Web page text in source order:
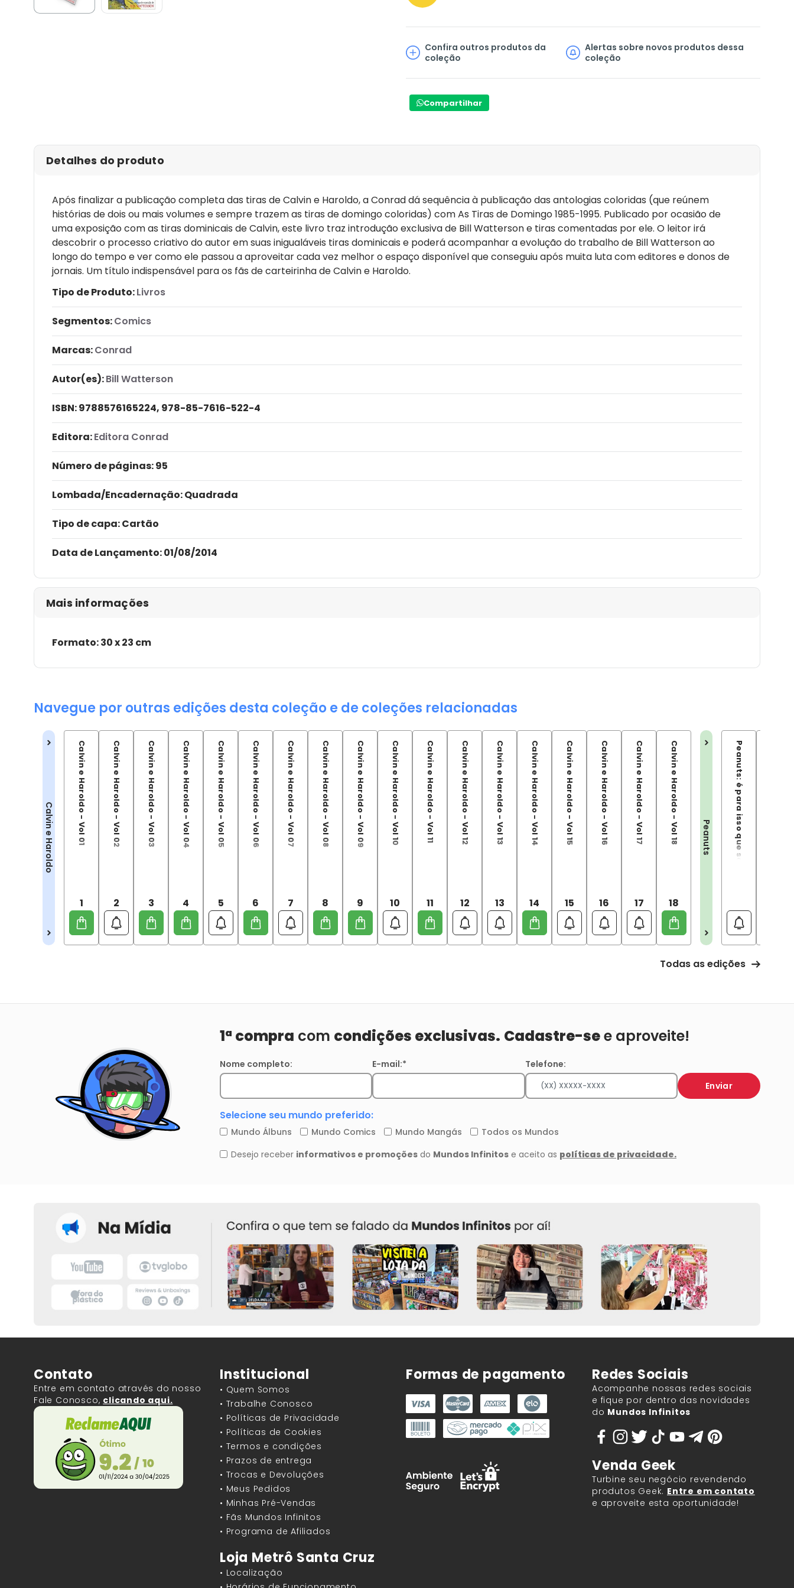
Confira outros produtos da
coleção
Alertas sobre novos produtos dessa
coleção
Compartilhar
Detalhes do produto
Após finalizar a publicação completa das tiras de Calvin e Haroldo, a Conrad dá sequência à publicação das antologias coloridas (que reúnem
histórias de dois ou mais volumes e sempre trazem as tiras de domingo coloridas) com As Tiras de Domingo 1985-1995. Publicado por ocasião de
uma exposição com as tiras dominicais de Calvin, este livro traz introdução exclusiva de Bill Watterson e tiras comentadas por ele. O leitor irá
descobrir o processo criativo do autor em suas inigualáveis tiras dominicais e poderá acompanhar a evolução do trabalho de Bill Watterson ao
longo do tempo e ver como ele passou a aproveitar cada vez melhor o espaço disponível que conseguiu após muita luta com editores e donos de
jornais. Um título indispensável para os fãs de carteirinha de Calvin e Haroldo.
Tipo de Produto:Livros
Segmentos:Comics
Marcas:Conrad
Autor(es):Bill Watterson
ISBN:9788576165224, 978-85-7616-522-4
Editora:Editora Conrad
Número de páginas: 95
Lombada/Encadernação: Quadrada
Tipo de capa:Cartão
Data de Lançamento:01/08/2014
Mais informações
Formato: 30 x 23 cm
Navegue por outras edições desta coleção e de coleções relacionadas
Calvin e Haroldo Calvin e Haroldo - Vol 01
1
Calvin e Haroldo - Vol 02
2
Calvin e Haroldo - Vol 03
3
Calvin e Haroldo - Vol 04
4
Calvin e Haroldo - Vol 05
5
Calvin e Haroldo - Vol 06
6
Calvin e Haroldo - Vol 07
7
Calvin e Haroldo - Vol 08
8
Calvin e Haroldo - Vol 09
9
Calvin e Haroldo - Vol 10
10
Calvin e Haroldo - Vol 11
11
Calvin e Haroldo - Vol 12
12
Calvin e Haroldo - Vol 13
13
Calvin e Haroldo - Vol 14
14
Calvin e Haroldo - Vol 15
15
Calvin e Haroldo - Vol 16
16
Calvin e Haroldo - Vol 17
17
Calvin e Haroldo - Vol 18
18
Peanuts Peanuts: é para isso que servem os amigos
Todas as edições
Contato
Entre em contato através do nosso
Fale Conosco, clicando aqui.
Institucional
• Quem Somos
• Trabalhe Conosco
• Políticas de Privacidade
• Políticas de Cookies
• Termos e condições
• Prazos de entrega
• Trocas e Devoluções
• Meus Pedidos
• Minhas Pré-Vendas
• Fãs Mundos Infinitos
• Programa de Afiliados
Loja Metrô Santa Cruz
• Localização
Formas de pagamento Redes Sociais
Acompanhe nossas redes sociais
e fique por dentro das novidades
do Mundos Infinitos
Venda Geek
Turbine seu negócio revendendo
produtos Geek. Entre em contato
e aproveite esta oportunidade!